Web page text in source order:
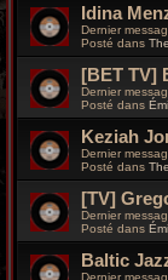
Idina
Dernier
Posté dans
[BET TV]
Dernier
Posté dans
Keziah
Dernier
Posté dans
[TV]
Dernier
Posté dans
Baltic
Dernier